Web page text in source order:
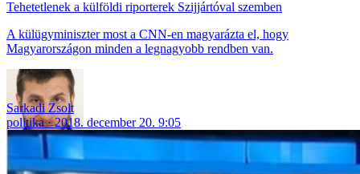
Tehetetlenek a külföldi riporterek Szijjártóval szemben
A külügyminiszter most a CNN-en magyarázta el, hogy
Magyarországon minden a legnagyobb rendben van.
Sarkadi Zsolt
politika
2018. december 20. 9:05